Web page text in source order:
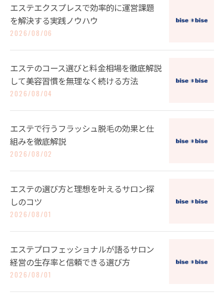
エステエクスプレスで効率的に運営課題
を解決する実践ノウハウ
2026/08/06
エステのコース選びと料金相場を徹底解説
して美容習慣を無理なく続ける方法
2026/08/04
エステで行うフラッシュ脱毛の効果と仕
組みを徹底解説
2026/08/02
エステの選び方と理想を叶えるサロン探
しのコツ
2026/08/01
エステプロフェッショナルが語るサロン
経営の生存率と信頼できる選び方
2026/08/01